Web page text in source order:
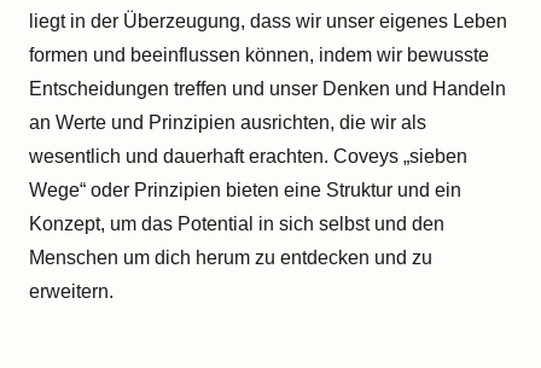
liegt in der Überzeugung, dass wir unser eigenes Leben
formen und beeinflussen können, indem wir bewusste
Entscheidungen treffen und unser Denken und Handeln
an Werte und Prinzipien ausrichten, die wir als
wesentlich und dauerhaft erachten. Coveys „sieben
Wege“ oder Prinzipien bieten eine Struktur und ein
Konzept, um das Potential in sich selbst und den
Menschen um dich herum zu entdecken und zu
erweitern.